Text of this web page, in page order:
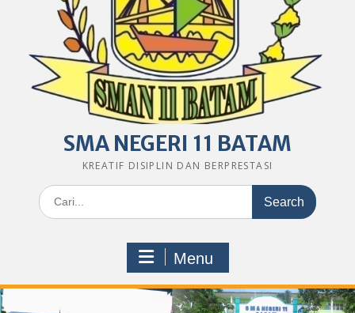
SMA NEGERI 11 BATAM
KREATIF DISIPLIN DAN BERPRESTASI
Search
for:
Menu